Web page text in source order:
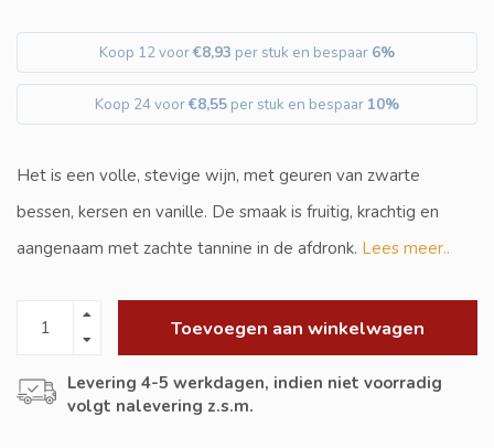
Koop 12 voor€8,93 per stuk en bespaar 6%
Koop 24 voor€8,55 per stuk en bespaar 10%
Het is een volle, stevige wijn, met geuren van zwarte
bessen, kersen en vanille. De smaak is fruitig, krachtig en
aangenaam met zachte tannine in de afdronk. Lees meer..
Toevoegen aan winkelwagen
Levering 4-5 werkdagen, indien niet voorradig
volgt nalevering z.s.m.